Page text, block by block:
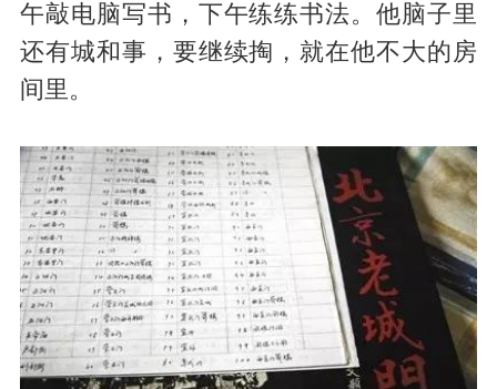
午敲电脑写书，下午练练书法。他脑子里
还有城和事，要继续掏，就在他不大的房
间里。